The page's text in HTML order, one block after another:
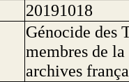
20191018
Génocide des
membres de
archives